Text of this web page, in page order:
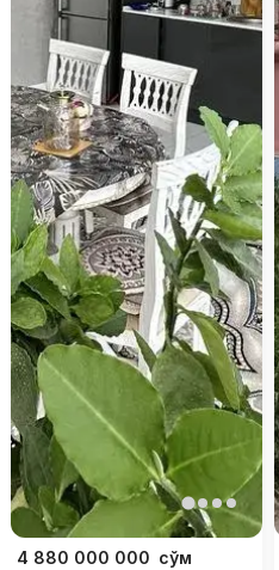
4 880 000 000 сўм